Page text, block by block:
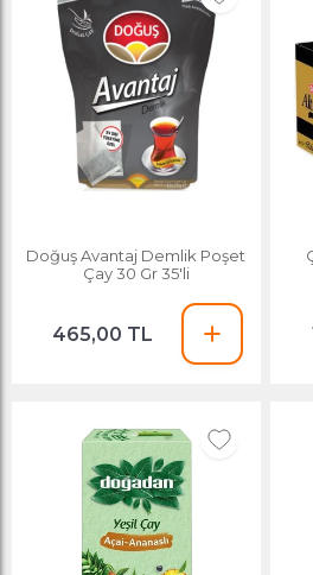
Doğuş Avantaj Demlik Poşet
Çay 30 Gr 35'li
465,00 TL